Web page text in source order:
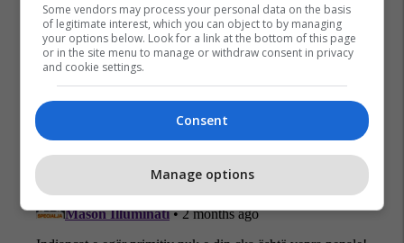
Some vendors may process your personal data on the basis
of legitimate interest, which you can object to by managing
your options below. Look for a link at the bottom of this page
or in the site menu to manage or withdraw consent in privacy
and cookie settings.
Consent
Manage options